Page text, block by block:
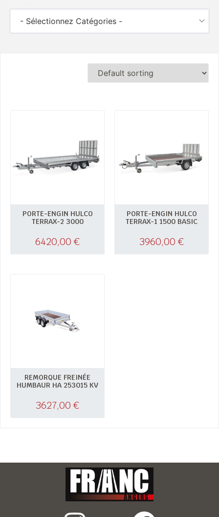
- Sélectionnez Catégories -
PORTE-ENGIN HULCO
TERRAX-2 3000
6420,00 €
PORTE-ENGIN HULCO
TERRAX-1 1500 BASIC
3960,00 €
REMORQUE FREINÉE
HUMBAUR HA 253015 KV
3627,00 €